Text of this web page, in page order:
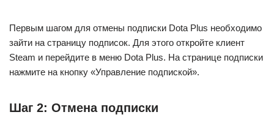
Первым шагом для отмены подписки Dota Plus необходимо
зайти на страницу подписок. Для этого откройте клиент
Steam и перейдите в меню Dota Plus. На странице подписки
нажмите на кнопку «Управление подпиской».
Шаг 2: Отмена подписки